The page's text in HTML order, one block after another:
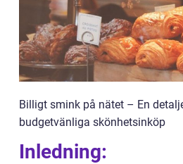
Billigt smink på nätet – En
budgetvänliga skönhetsinköp
Inledning: